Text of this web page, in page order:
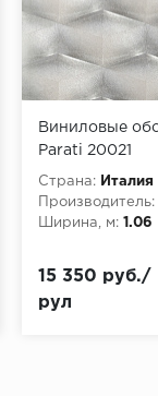
Виниловые
Parati 20021
Страна:
Италия
Производитель:
Ширина, м:
1.06
15 350 руб./
рул